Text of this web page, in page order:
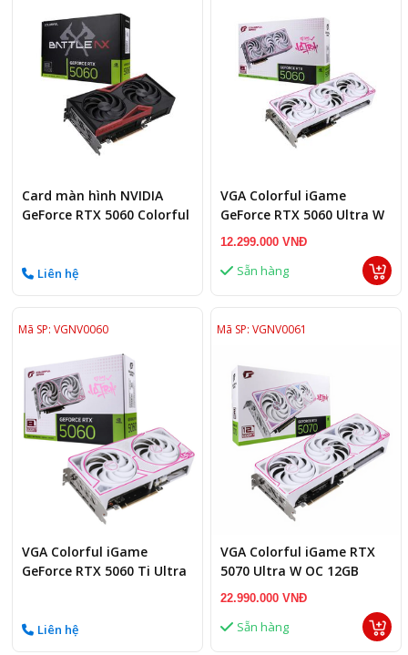
Card màn hình NVIDIA
GeForce RTX 5060 Colorful
Liên hệ
VGA Colorful iGame
GeForce RTX 5060 Ultra W
OC 8GB-V
12.299.000 VNĐ
Sẵn hàng
Mã SP: VGNV0060
VGA Colorful iGame
GeForce RTX 5060 Ti Ultra
Liên hệ
Mã SP: VGNV0061
VGA Colorful iGame RTX
5070 Ultra W OC 12GB
22.990.000 VNĐ
Sẵn hàng